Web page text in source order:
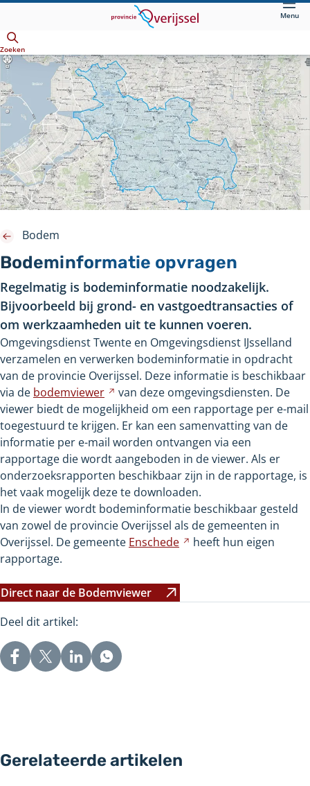
hoofdinhoud
Menu
Zoeken
Bodeminformatie opvragen
Bodem
Regelmatig is bodeminformatie noodzakelijk.
Bijvoorbeeld bij grond- en vastgoedtransacties of
om werkzaamheden uit te kunnen voeren.
Omgevingsdienst Twente en Omgevingsdienst IJsselland
verzamelen en verwerken bodeminformatie in opdracht
van de provincie Overijssel. Deze informatie is beschikbaar
via de bodemviewer
Verwijst
naar
een
andere
website
van deze omgevingsdiensten. De
viewer biedt de mogelijkheid om een rapportage per e-mail
toegestuurd te krijgen. Er kan een samenvatting van de
informatie per e-mail worden ontvangen via een
rapportage die wordt aangeboden in de viewer. Als er
onderzoeksrapporten beschikbaar zijn in de rapportage, is
het vaak mogelijk deze te downloaden.
In de viewer wordt bodeminformatie beschikbaar gesteld
van zowel de provincie Overijssel als de gemeenten in
Overijssel. De gemeente Enschede
Verwijst
heeft hun eigen
rapportage.
Direct naar de Bodemviewer
Verwijst
naar
andere
website
Deel dit artikel:
Gerelateerde artikelen